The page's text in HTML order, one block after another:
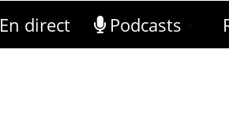
En direct Podcasts